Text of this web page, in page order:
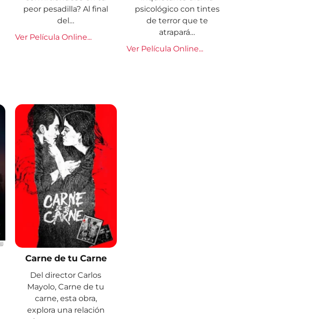
peor pesadilla? Al final
del…
Ver Película Online...
psicológico con tintes
de terror que te
atrapará…
Ver Película Online...
Carne de tu Carne
Del director Carlos
Mayolo, Carne de tu
carne, esta obra,
explora una relación